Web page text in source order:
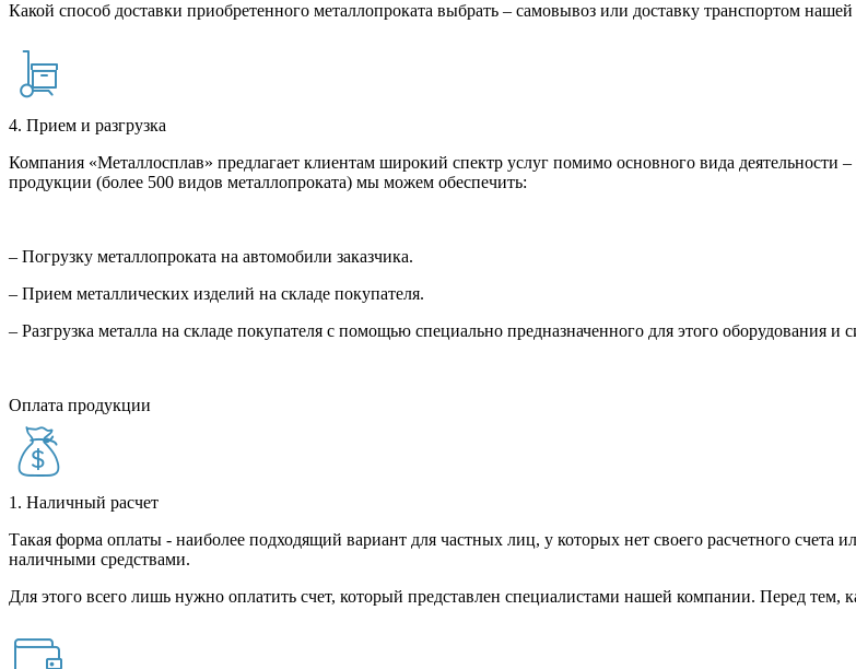
Какой способ доставки приобретенного металлопроката выбрать – самовывоз или доставку транспортом
4. Прием и разгрузка
Компания «Металлосплав» предлагает клиентам широкий спектр услуг помимо основного вида деятельности
продукции (более 500 видов металлопроката) мы можем обеспечить:
– Погрузку металлопроката на автомобили заказчика.
– Прием металлических изделий на складе покупателя.
– Разгрузка металла на складе покупателя с помощью специально предназначенного для этого оборудования
Оплата продукции
1. Наличный расчет
Такая форма оплаты - наиболее подходящий вариант для частных лиц, у которых нет своего расчетного счета
наличными средствами.
Для этого всего лишь нужно оплатить счет, который представлен специалистами нашей компании. Перед тем,